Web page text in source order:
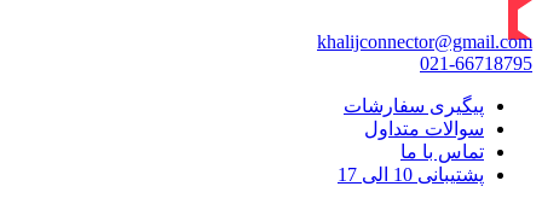
khalijconnector@gmail.com
021-66718795
پیگیری سفارشات
سوالات متداول
تماس با ما
پشتیبانی 10 الی 17